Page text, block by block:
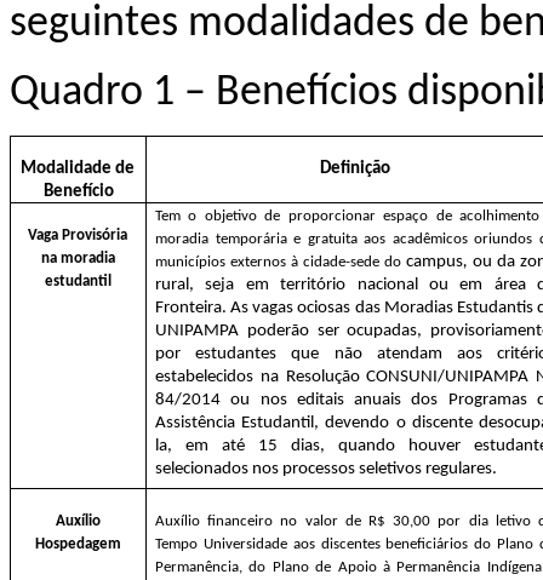
seguintes modalidades de
Quadro 1 – Benefícios
Modalidade de
Benefício
Definição
Vaga Provisória
na moradia
estudantil
Tem o objetivo de proporcionar espaço de
moradia temporária e gratuita aos acadêmicos oriundos
municípios externos à cidade-sede do campus, ou da
rural, seja em território nacional ou em área
Fronteira. As vagas ociosas das Moradias Estudantis
UNIPAMPA poderão ser ocupadas,
por estudantes que não atendam aos
estabelecidos na Resolução CONSUNI/UNIPAMPA
84/2014 ou nos editais anuais dos Programas
Assistência Estudantil, devendo o discente
la, em até 15 dias, quando houver
selecionados nos processos seletivos regulares.
Auxílio
Hospedagem
Auxílio financeiro no valor de R$ 30,00 por dia letivo
Tempo Universidade aos discentes beneficiários do Plano
Permanência, do Plano de Apoio à Permanência